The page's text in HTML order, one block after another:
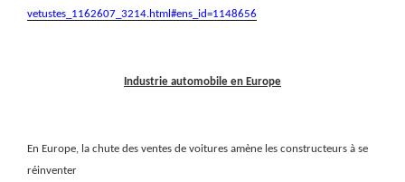
vetustes_1162607_3214.html#ens_id=1148656
Industrie automobile en Europe
En Europe, la chute des ventes de voitures amène les constructeurs à se
réinventer